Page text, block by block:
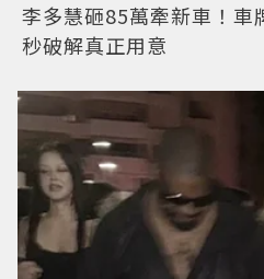
李多慧砸85萬牽新車！
秒破解真正用意